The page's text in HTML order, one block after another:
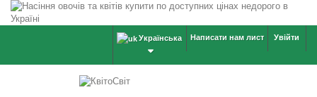
Увійти
Написати нам лист
Українська